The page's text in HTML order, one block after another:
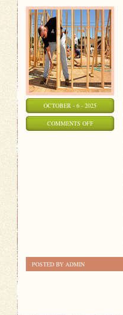
OCTOBER - 6 - 2025
COMMENTS OFFON
SIĘ,
POSTED BY ADMIN